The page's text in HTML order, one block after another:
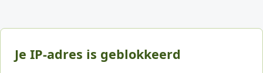
Je IP-adres is geblokkeerd